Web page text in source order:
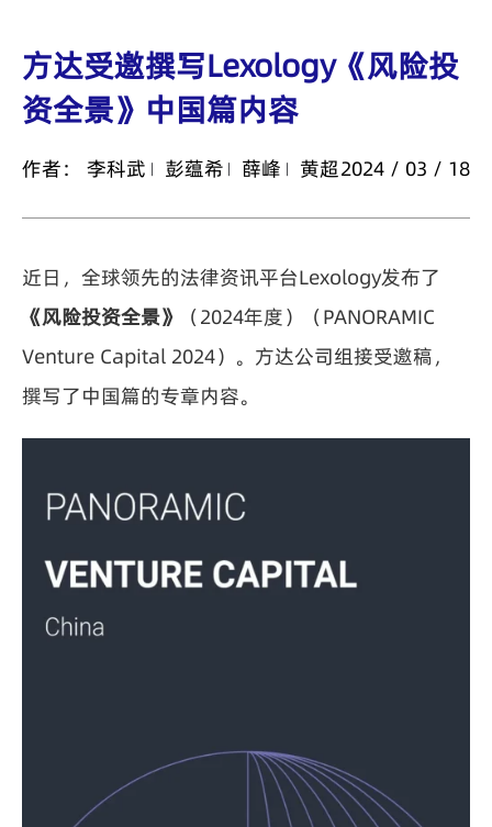
方达受邀撰写Lexology《风险投
资全景》中国篇内容
作者： 李科武 彭蕴希 薛峰 黄超2024 / 03 / 18
近日，全球领先的法律资讯平台Lexology发布了
《风险投资全景》
（2024年度）（PANORAMIC
Venture Capital 2024）。方达公司组接受邀稿，
撰写了中国篇的专章内容。